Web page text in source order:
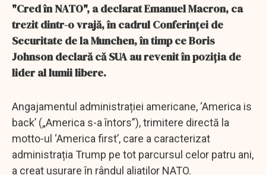
"Cred în NATO", a declarat Emanuel Macron, ca
trezit dintr-o vrajă, în cadrul Conferinţei de
Securitate de la Munchen, în timp ce Boris
Johnson declară că SUA au revenit în poziţia de
lider al lumii libere.
Angajamentul administrației americane, ‘America is
back’ („America s-a întors”), trimitere directă la
motto-ul ‘America first’, care a caracterizat
administrația Trump pe tot parcursul celor patru ani,
a creat ușurare în rândul aliaților NATO.